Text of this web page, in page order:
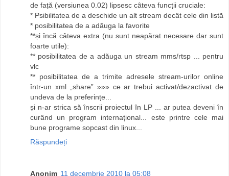
de față (versiunea 0.02) lipsesc câteva funcții cruciale:
* Psibilitatea de a deschide un alt stream decât cele din listă
* posibilitatea de a adăuga la favorite
**și încă câteva extra (nu sunt neapărat necesare dar sunt
foarte utile):
** posibilitatea de a adăuga un stream mms/rtsp ... pentru
vlc
** posibilitatea de a trimite adresele stream-urilor online
într-un xml „share” »»» ce ar trebui activat/dezactivat de
undeva de la preferințe...
și n-ar strica să înscrii proiectul în LP ... ar putea deveni în
curând un program internațional... este printre cele mai
bune programe sopcast din linux...
Răspundeți
Anonim 11 decembrie 2010 la 05:08